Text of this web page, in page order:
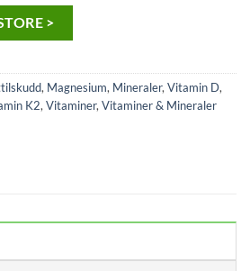
>
, Magnesium, Mineraler,Vitamin D,
K2,Vitaminer,Vitaminer & Mineraler